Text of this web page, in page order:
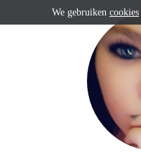
We gebruiken cookies